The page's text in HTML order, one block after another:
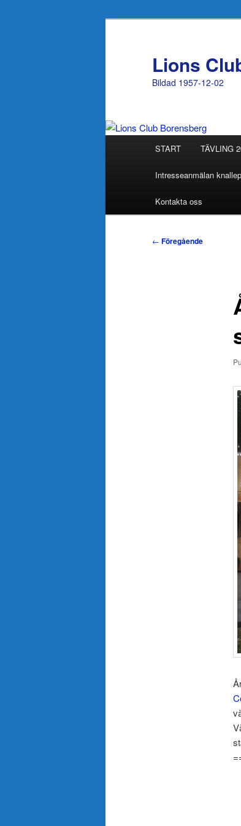
Lions
Bildad 1957-12-02
START TÄVLING
Intresseanmälan
Kontakta oss
Inläggsnavigering
← Föregående